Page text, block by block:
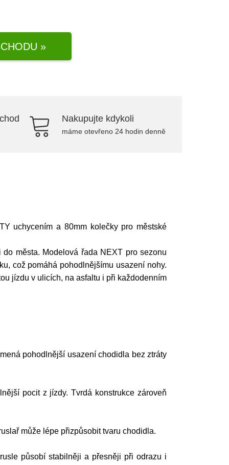
»
Nakupujte kdykoli
máme otevřeno 24 hodin denně
uchycením a 80mm kolečky pro městské
města. Modelová řada NEXT pro sezonu
což pomáhá pohodlnějšímu usazení nohy.
jízdu v ulicích, na asfaltu i při každodenním
pohodlnější usazení chodidla bez ztráty
pocit z jízdy. Tvrdá konstrukce zároveň
může lépe přizpůsobit tvaru chodidla.
působí stabilněji a přesněji při odrazu i